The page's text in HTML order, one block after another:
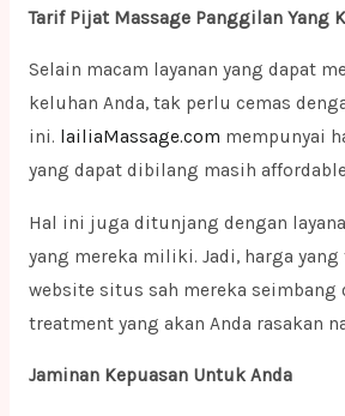
Tarif Pijat Massage Panggilan Yang
Selain macam layanan yang dapat
keluhan Anda, tak perlu cemas
ini. lailiaMassage.com mempunyai
yang dapat dibilang masih
Hal ini juga ditunjang dengan
yang mereka miliki. Jadi, harga
website situs sah mereka seimbang
treatment yang akan Anda rasakan
Jaminan Kepuasan Untuk Anda